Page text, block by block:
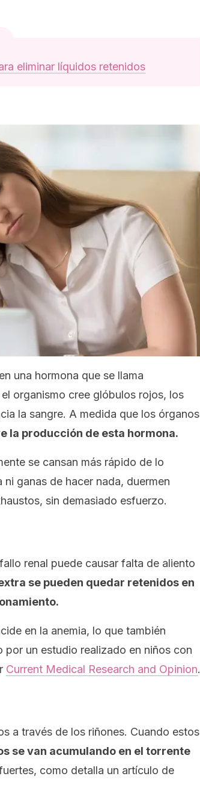
eliminar líquidos retenidos
una hormona que se llama
organismo cree glóbulos rojos, los
la sangre. A medida que los órganos
la producción de esta hormona.
se cansan más rápido de lo
ganas de hacer nada, duermen
sin demasiado esfuerzo.
renal puede causar falta de aliento
se pueden quedar retenidos en
en la anemia, lo que también
un estudio realizado en niños con
Current Medical Research and Opinion.
a través de los riñones. Cuando estos
se van acumulando en el torrente
como detalla un artículo de